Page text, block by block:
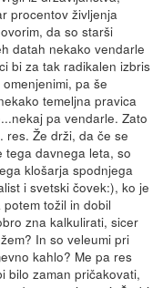
procentov življenja
da so starši
datah nekako vendarle
bi za tak radikalen izbris
pa še
temeljna pravica
pa vendarle. Zato
res. Že drži, da če se
tega davnega leta, so
klošarja spodnjega
i svetski čovek:), ko je
tožil in dobil
zna kalkulirati, sicer
In so veleumi pri
kahlo? Me pa res
bilo zaman pričakovati,